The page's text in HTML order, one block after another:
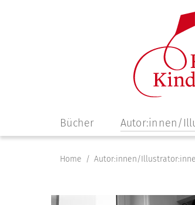
Navigation
überspringen
Bücher Autor:innen/
Home Autor:innen/